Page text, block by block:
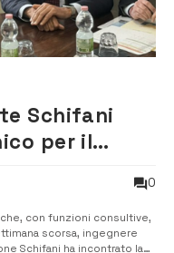
Schifani
per il
0
con funzioni consultive,
scorsa, ingegnere
Schifani ha incontrato la